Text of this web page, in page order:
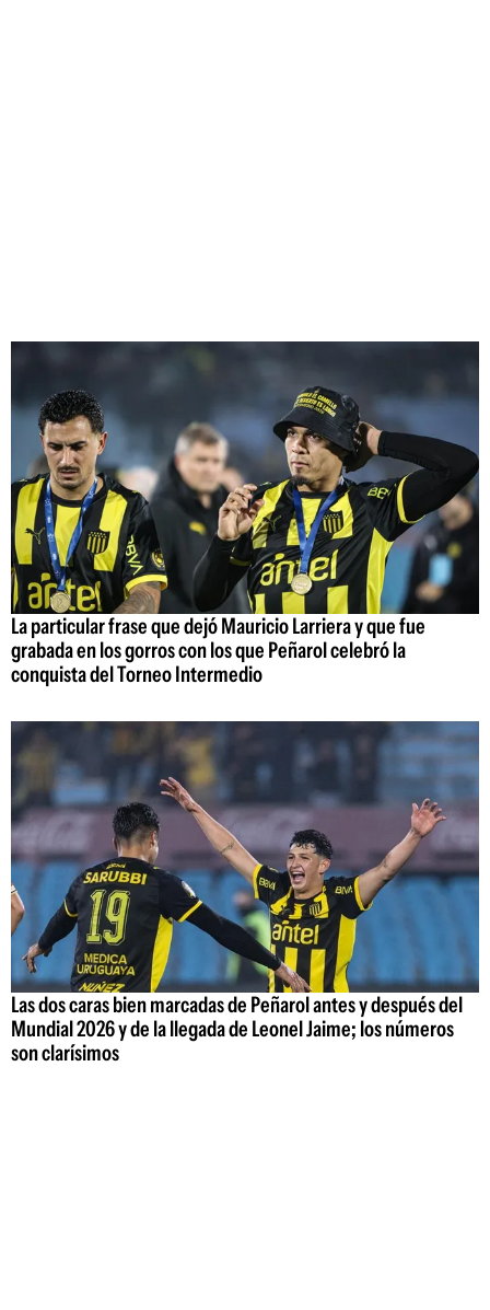
La particular frase que dejó Mauricio Larriera y que fue
grabada en los gorros con los que Peñarol celebró la
conquista del Torneo Intermedio
Las dos caras bien marcadas de Peñarol antes y después del
Mundial 2026 y de la llegada de Leonel Jaime; los números
son clarísimos